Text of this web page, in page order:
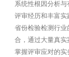
系统性根因分析
评审经历和丰富
省份检验检测行
合，通过大量真
掌握评审应对的实